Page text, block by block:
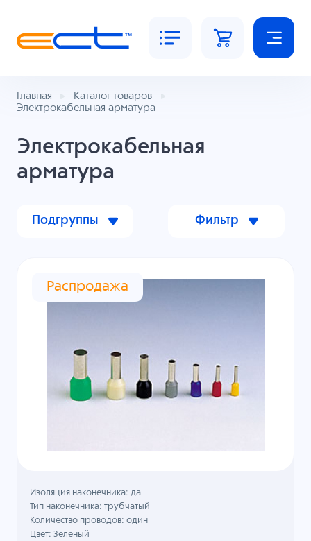
Главная
Каталог товаров
Электрокабельная арматура
Электрокабельная
арматура
Подгруппы Фильтр
Распродажа
Изоляция наконечника: да
Тип наконечника: трубчатый
Количество проводов: один
Цвет: Зеленый